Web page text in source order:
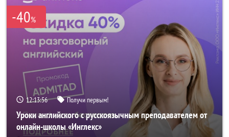
-40%
12:13:53 Получи первым!
Уроки английского с русскоязычным преподавателем от
онлайн-школы «Инглекс»